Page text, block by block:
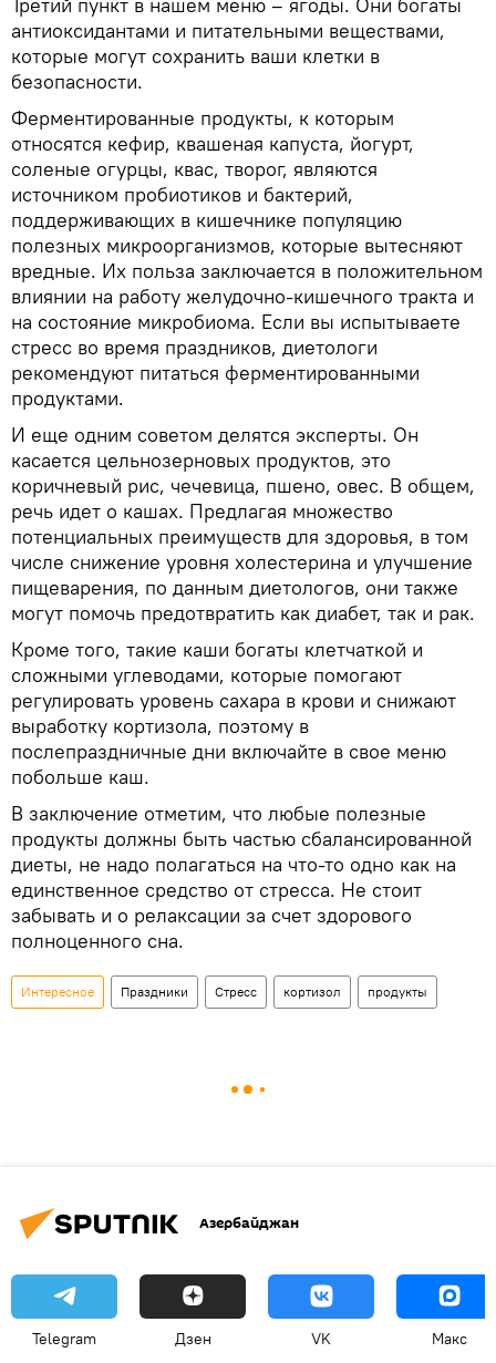
антиоксидантами и питательными веществами,
которые могут сохранить ваши клетки в
безопасности.
Ферментированные продукты, к которым
относятся кефир, квашеная капуста, йогурт,
соленые огурцы, квас, творог, являются
источником пробиотиков и бактерий,
поддерживающих в кишечнике популяцию
полезных микроорганизмов, которые вытесняют
вредные. Их польза заключается в положительном
влиянии на работу желудочно-кишечного тракта и
на состояние микробиома. Если вы испытываете
стресс во время праздников, диетологи
рекомендуют питаться ферментированными
продуктами.
И еще одним советом делятся эксперты. Он
касается цельнозерновых продуктов, это
коричневый рис, чечевица, пшено, овес. В общем,
речь идет о кашах. Предлагая множество
потенциальных преимуществ для здоровья, в том
числе снижение уровня холестерина и улучшение
пищеварения, по данным диетологов, они также
могут помочь предотвратить как диабет, так и рак.
Кроме того, такие каши богаты клетчаткой и
сложными углеводами, которые помогают
регулировать уровень сахара в крови и снижают
выработку кортизола, поэтому в
послепраздничные дни включайте в свое меню
побольше каш.
В заключение отметим, что любые полезные
продукты должны быть частью сбалансированной
диеты, не надо полагаться на что-то одно как на
единственное средство от стресса. Не стоит
забывать и о релаксации за счет здорового
полноценного сна.
Интересное Праздники Стресс кортизол продукты
Азербайджан
Telegram Дзен VK Макс